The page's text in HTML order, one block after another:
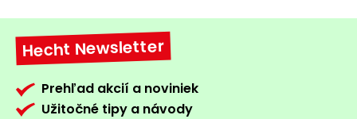
Hecht Newsletter
Prehľad akcií a noviniek
Užitočné tipy a návody